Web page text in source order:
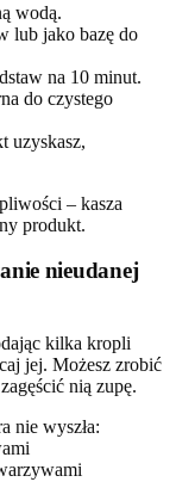
wodą.
lub jako bazę do
na 10 minut.
do czystego
uzyskasz,
– kasza
produkt.
nieudanej
kilka kropli
jej. Możesz zrobić
nią zupę.
nie wyszła: